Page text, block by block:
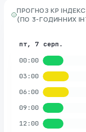
ПРОГНОЗ KP
(ПО 3-ГОДИННИХ
пт, 7 серп.
00:00
03:00
06:00
09:00
12:00